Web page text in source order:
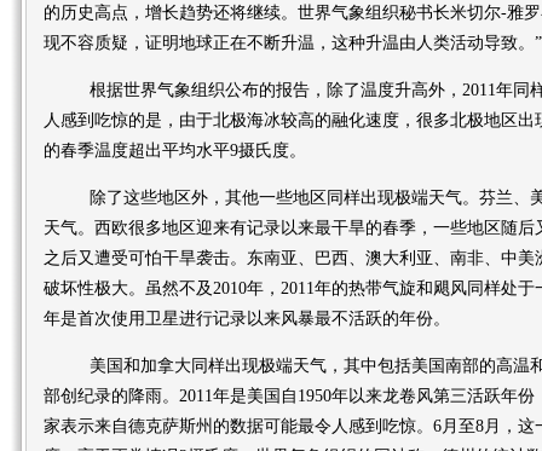
的历史高点，增长趋势还将继续。世界气象组织秘书长米切尔-雅
现不容质疑，证明地球正在不断升温，这种升温由人类活动导致。”
根据世界气象组织公布的报告，除了温度升高外，2011年同
人感到吃惊的是，由于北极海冰较高的融化速度，很多北极地区
的春季温度超出平均水平9摄氏度。
除了这些地区外，其他一些地区同样出现极端天气。芬兰、
天气。西欧很多地区迎来有记录以来最干旱的春季，一些地区随
之后又遭受可怕干旱袭击。东南亚、巴西、澳大利亚、南非、中
破坏性极大。虽然不及2010年，2011年的热带气旋和飓风同样处
年是首次使用卫星进行记录以来风暴最不活跃的年份。
美国和加拿大同样出现极端天气，其中包括美国南部的高温
部创纪录的降雨。2011年是美国自1950年以来龙卷风第三活跃年份
家表示来自德克萨斯州的数据可能最令人感到吃惊。6月至8月，这